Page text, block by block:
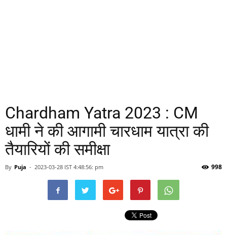
Chardham Yatra 2023 : CM
धामी ने की आगामी चारधाम यात्रा की
तैयारियों की समीक्षा
By Puja - 2023-03-28 IST 4:48:56: pm 998